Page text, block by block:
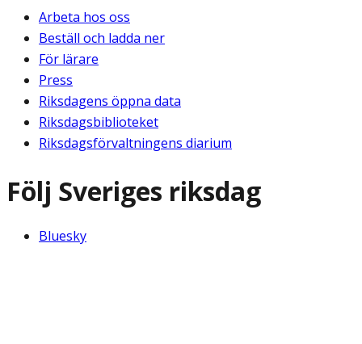
Arbeta hos oss
Beställ och ladda ner
För lärare
Press
Riksdagens öppna data
Riksdagsbiblioteket
Riksdagsförvaltningens diarium
Följ Sveriges riksdag
Bluesky